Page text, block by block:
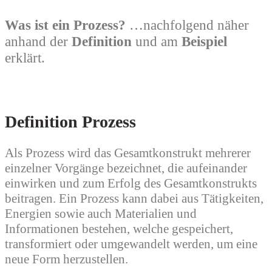
Was ist ein Prozess? …nachfolgend näher
anhand der Definition und am Beispiel
erklärt.
Definition Prozess
Als Prozess wird das Gesamtkonstrukt mehrerer
einzelner Vorgänge bezeichnet, die aufeinander
einwirken und zum Erfolg des Gesamtkonstrukts
beitragen. Ein Prozess kann dabei aus Tätigkeiten,
Energien sowie auch Materialien und
Informationen bestehen, welche gespeichert,
transformiert oder umgewandelt werden, um eine
neue Form herzustellen.